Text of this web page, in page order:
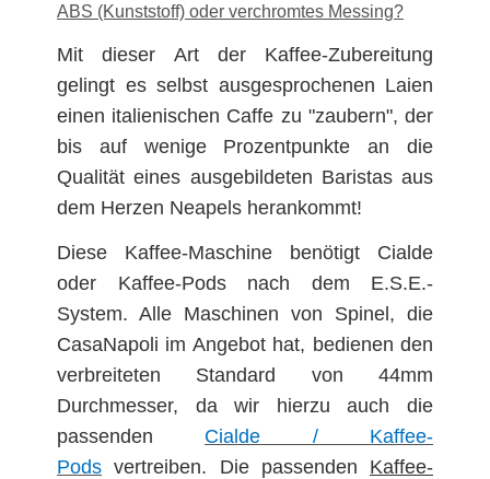
ABS (Kunststoff) oder verchromtes Messing?
Mit dieser Art der Kaffee-Zubereitung
gelingt es selbst ausgesprochenen Laien
einen italienischen Caffe zu "zaubern", der
bis auf wenige Prozentpunkte an die
Qualität eines ausgebildeten Baristas aus
dem Herzen Neapels herankommt!
Diese Kaffee-Maschine benötigt Cialde
oder Kaffee-Pods nach dem E.S.E.-
System. Alle Maschinen von Spinel, die
CasaNapoli im Angebot hat, bedienen den
verbreiteten Standard von 44mm
Durchmesser, da wir hierzu auch die
passenden Cialde / Kaffee-
Pods vertreiben. Die passenden Kaffee-